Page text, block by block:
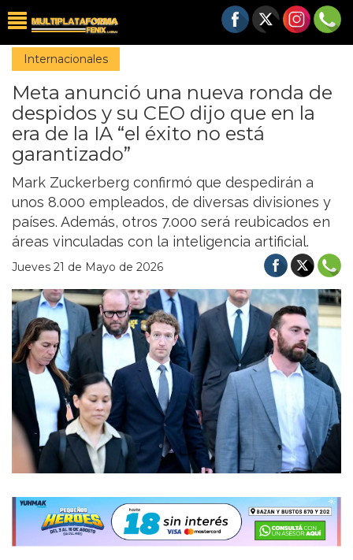
Internacionales
Meta anunció una nueva ronda de
despidos y su CEO dijo que en la
era de la IA “el éxito no está
garantizado”
Mark Zuckerberg confirmó que despedirán a
unos 8.000 empleados, de diversas divisiones y
países. Además, otros 7.000 será reubicados en
áreas vinculadas con la inteligencia artificial.
Jueves 21 de Mayo de 2026